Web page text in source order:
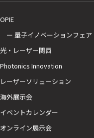
OPIE
ー 量子イノベーションフェア
光・レーザー関西
Photonics Innovation
レーザーソリューション
海外展示会
イベントカレンダー
オンライン展示会